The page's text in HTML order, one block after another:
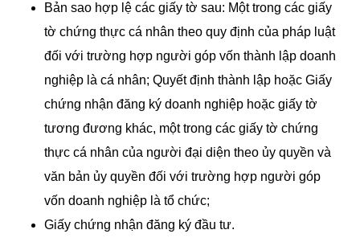
Bản sao hợp lệ các giấy tờ sau: Một trong các giấy
tờ chứng thực cá nhân theo quy định của pháp luật
đối với trường hợp người góp vốn thành lập doanh
nghiệp là cá nhân; Quyết định thành lập hoặc Giấy
chứng nhận đăng ký doanh nghiệp hoặc giấy tờ
tương đương khác, một trong các giấy tờ chứng
thực cá nhân của người đại diện theo ủy quyền và
văn bản ủy quyền đối với trường hợp người góp
vốn doanh nghiệp là tổ chức;
Giấy chứng nhận đăng ký đầu tư.